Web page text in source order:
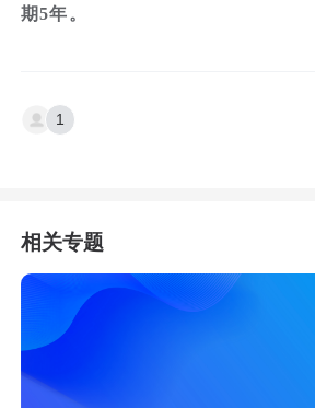
期5年。
1
相关专题